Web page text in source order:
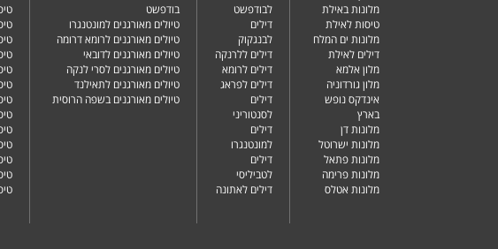
מלונות באילת
טיסות לאילת
מלונות ים המלח
דילים לאילת
מלון אלמא
מלון גורדוניה
אינדקס נופש
בארץ
מלונות דן
מלונות ישרוטל
מלונות פתאל
מלונות פרימה
מלונות אטלס
לבודפשט
דילים
לבנגקוק
דילים ללרנקה
דילים לרומא
דילים לפראג
דילים
לסנטוריני
דילים
למונטנגרו
דילים
לטביליסי
דילים לאתונה
בודפשט
טיולים מאורגנים למונטנגרו
טיולים מאורגנים לרומא דרומה
טיולים מאורגנים לדובאי
טיולים מאורגנים לסרי לנקה
טיולים מאורגנים לתאילנד
טיולים מאורגנים בשפה הרוסית